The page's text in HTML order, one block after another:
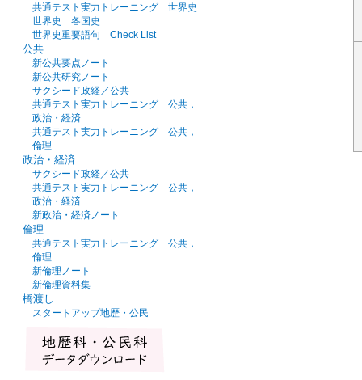
共通テスト実力トレーニング 世界史
世界史 各国史
世界史重要語句 Check List
公共
新公共要点ノート
新公共研究ノート
サクシード政経／公共
共通テスト実力トレーニング 公共，
政治・経済
共通テスト実力トレーニング 公共，
倫理
政治・経済
サクシード政経／公共
共通テスト実力トレーニング 公共，
政治・経済
新政治・経済ノート
倫理
共通テスト実力トレーニング 公共，
倫理
新倫理ノート
新倫理資料集
橋渡し
スタートアップ地歴・公民